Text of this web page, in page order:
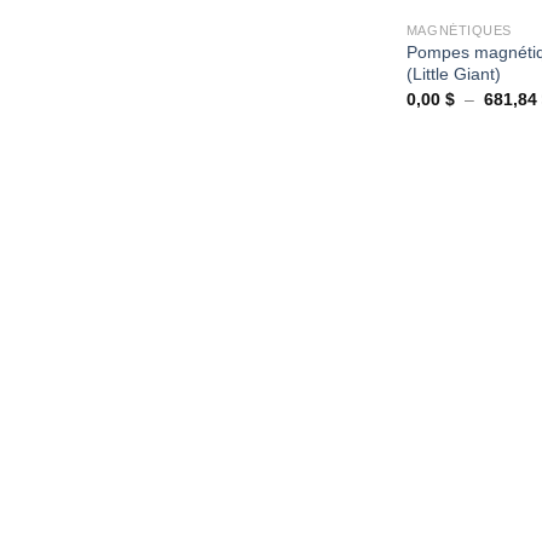
MAGNÉTIQUES
Pompes
(Little Giant)
0,00 $ – 681,84